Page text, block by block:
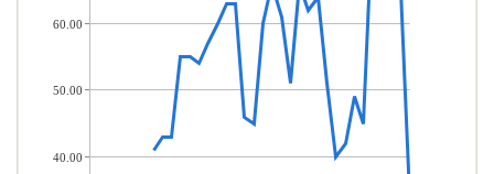
60.00
50.00
40.00